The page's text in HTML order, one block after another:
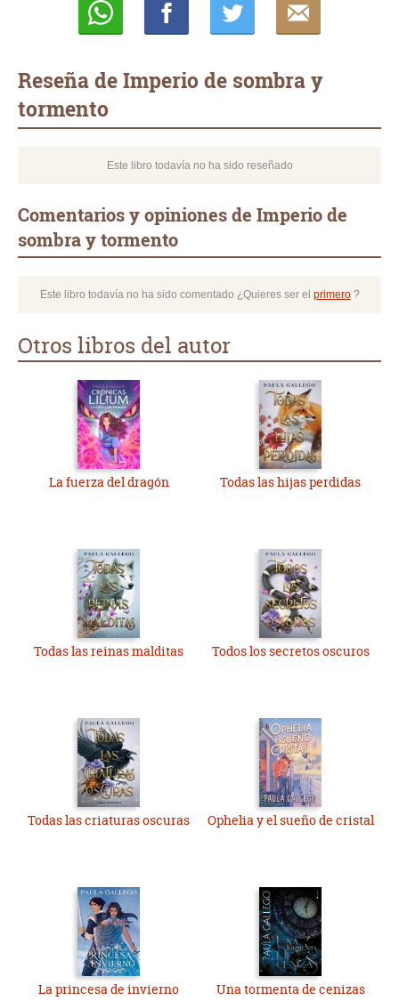
Reseña de Imperio de sombra y
tormento
Este libro todavía no ha sido reseñado
Comentarios y opiniones de Imperio de
sombra y tormento
Este libro todavía no ha sido comentado ¿Quieres ser el primero?
Otros libros del autor
La fuerza del dragón Todas las hijas perdidas
Todas las reinas malditas Todos los secretos oscuros
Todas las criaturas oscuras Ophelia y el sueño de cristal
La princesa de invierno Una tormenta de cenizas